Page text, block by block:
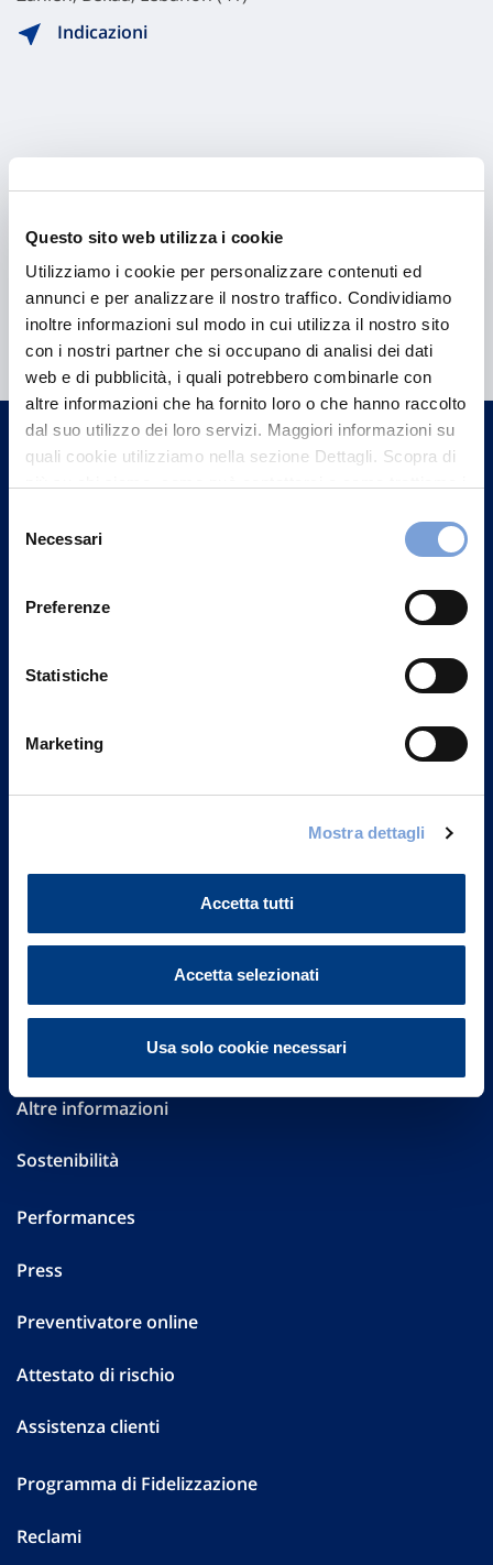
Questo sito web utilizza i cookie
Utilizziamo i cookie per personalizzare contenuti ed
annunci e per analizzare il nostro traffico. Condividiamo
inoltre informazioni sul modo in cui utilizza il nostro sito
con i nostri partner che si occupano di analisi dei dati
web e di pubblicità, i quali potrebbero combinarle con
altre informazioni che ha fornito loro o che hanno raccolto
dal suo utilizzo dei loro servizi. Maggiori informazioni su
quali cookie utilizziamo nella sezione Dettagli. Scopra di
può trovare nel footer del sito nella sezione "Informativa
delNecessari
Preferenze
Statistiche
Marketing
Mostra dettagli
Accetta tutti
Accetta selezionati
Usa solo cookie necessari
Indicazioni
Hai bisogno di
informazioni?
Trova l'Agenzia più vicina a te e parla con
un nostro Agente.
20149 Milano
FAQ
Governance
Investor Relations
Altre informazioni
Sostenibilità
Performances
Press
Preventivatore online
Attestato di rischio
Assistenza clienti
Programma di Fidelizzazione
Reclami